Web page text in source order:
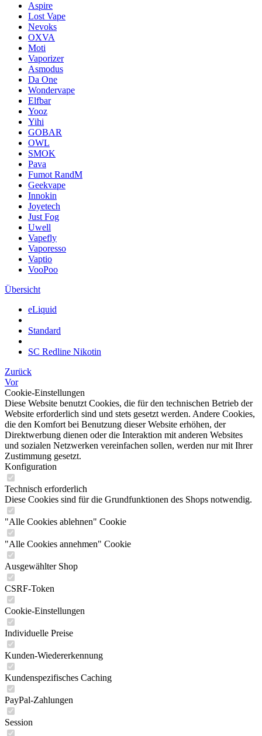
Aspire
Lost Vape
Nevoks
OXVA
Moti
Vaporizer
Asmodus
Da One
Wondervape
Elfbar
Yooz
Yihi
GOBAR
OWL
SMOK
Pava
Fumot RandM
Geekvape
Innokin
Joyetech
Just Fog
Uwell
Vapefly
Vaporesso
Vaptio
VooPoo
Übersicht
eLiquid
Standard
SC Redline Nikotin
Zurück
Vor
Cookie-Einstellungen
Diese Website benutzt Cookies, die für den technischen Betrieb der
Website erforderlich sind und stets gesetzt werden. Andere Cookies,
die den Komfort bei Benutzung dieser Website erhöhen, der
Direktwerbung dienen oder die Interaktion mit anderen Websites
und sozialen Netzwerken vereinfachen sollen, werden nur mit Ihrer
Zustimmung gesetzt.
Konfiguration
Technisch erforderlich
Diese Cookies sind für die Grundfunktionen des Shops notwendig.
"Alle Cookies ablehnen" Cookie
"Alle Cookies annehmen" Cookie
Ausgewählter Shop
CSRF-Token
Cookie-Einstellungen
Individuelle Preise
Kunden-Wiedererkennung
Kundenspezifisches Caching
PayPal-Zahlungen
Session